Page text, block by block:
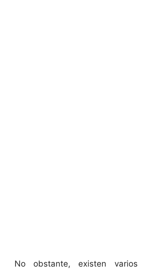
No obstante, existen varios